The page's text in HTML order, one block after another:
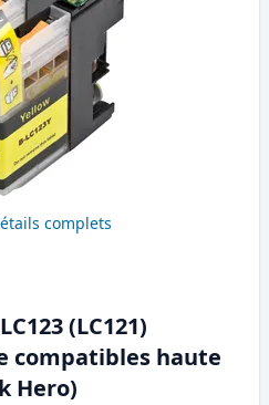
complets
(LC121)
compatibles haute
Hero)